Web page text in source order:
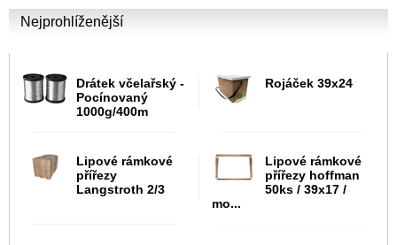
Nejprohlíženější
Drátek včelařský -
Pocínovaný
1000g/400m
Rojáček 39x24
Lipové rámkové
přířezy
Langstroth 2/3
Lipové rámkové
přířezy hoffman
50ks / 39x17 /
mo...